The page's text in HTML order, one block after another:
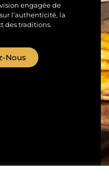
engagée de
l’authenticité, la
des traditions.
Nous